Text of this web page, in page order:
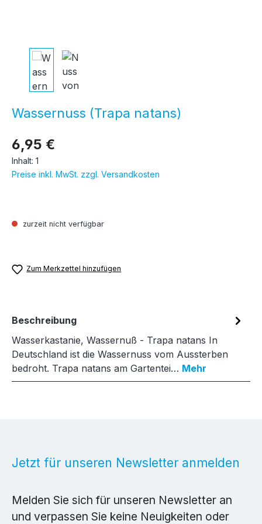
Wassernuss (Trapa natans)
6,95 €
Inhalt: 1
Preise inkl. MwSt. zzgl. Versandkosten
zurzeit nicht verfügbar
Zum Merkzettel hinzufügen
Beschreibung
Wasserkastanie, Wassernuß - Trapa natans In
Deutschland ist die Wassernuss vom Aussterben
bedroht. Trapa natans am Gartentei… Mehr
Jetzt für unseren Newsletter anmelden
Melden Sie sich für unseren Newsletter an
und verpassen Sie keine Neuigkeiten oder